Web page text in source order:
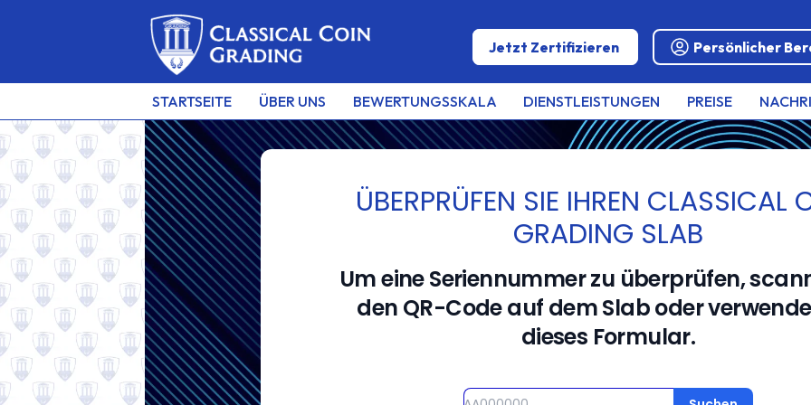
Jetzt Zertifizieren Persönlicher
STARTSEITE ÜBER UNS BEWERTUNGSSKALA DIENSTLEISTUNGEN PREISE
CLASSICAL COIN GRADING
An European grading service
for ancient and world collectible coins
Submit now
ÜBERPRÜFEN SIE IHREN CLASSICAL
GRADING SLAB
Um eine Seriennummer zu überprüfen,
den QR-Code auf dem Slab oder
dieses Formular.